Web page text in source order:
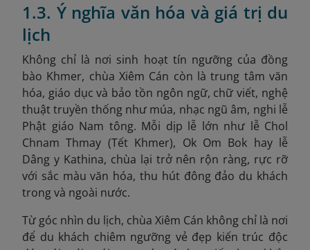
1.3. Ý nghĩa văn hóa và giá trị du
lịch
Không chỉ là nơi sinh hoạt tín ngưỡng của đồng
bào Khmer, chùa Xiêm Cán còn là trung tâm văn
hóa, giáo dục và bảo tồn ngôn ngữ, chữ viết, nghệ
thuật truyền thống như múa, nhạc ngũ âm, nghi lễ
Phật giáo Nam tông. Mỗi dịp lễ lớn như lễ Chol
Chnam Thmay (Tết Khmer), Ok Om Bok hay lễ
Dâng y Kathina, chùa lại trở nên rộn ràng, rực rỡ
với sắc màu văn hóa, thu hút đông đảo du khách
trong và ngoài nước.
Từ góc nhìn du lịch, chùa Xiêm Cán không chỉ là nơi
để du khách chiêm ngưỡng vẻ đẹp kiến trúc độc